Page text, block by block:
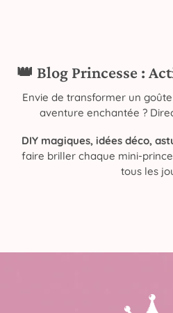
👑 Blog Princesse :
Envie de transformer un
aventure enchantée ?
DIY magiques, idées déco,
faire briller chaque mini-
tous les